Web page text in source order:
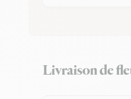
Livraison de